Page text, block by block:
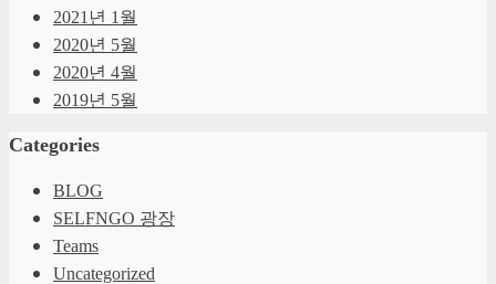
2021년 1월
2020년 5월
2020년 4월
2019년 5월
Categories
BLOG
SELFNGO 광장
Teams
Uncategorized